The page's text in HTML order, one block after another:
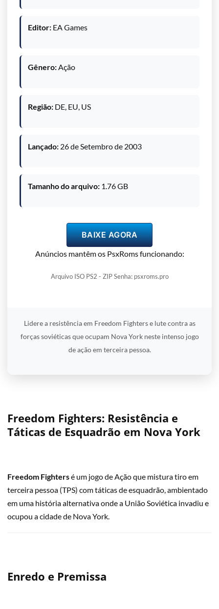
Editor: EA Games
Gênero:Ação
Região: DE, EU, US
Lançado: 26 de Setembro de 2003
Tamanho do arquivo: 1.76 GB
BAIXE AGORA
Anúncios mantêm os PsxRoms funcionando:
Arquivo ISO PS2 - ZIP Senha: psxroms.pro
Lidere a resistência em Freedom Fighters e lute contra as
forças soviéticas que ocupam Nova York neste intenso jogo
de ação em terceira pessoa.
Freedom Fighters: Resistência e
Táticas de Esquadrão em Nova York
Freedom Fightersé um jogo de Ação que mistura tiro em
terceira pessoa (TPS) com táticas de esquadrão, ambientado
em uma história alternativa onde a União Soviética invadiu e
ocupou a cidade de Nova York.
Enredo e Premissa